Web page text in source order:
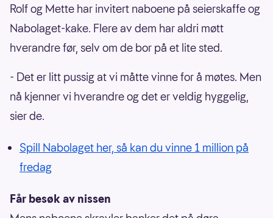
Rolf og Mette har invitert naboene på seierskaffe og
Nabolaget-kake. Flere av dem har aldri møtt
hverandre før, selv om de bor på et lite sted.
- Det er litt pussig at vi måtte vinne for å møtes. Men
nå kjenner vi hverandre og det er veldig hyggelig,
sier de.
Spill Nabolaget her, så kan du vinne 1 million på
fredag
Får besøk av nissen